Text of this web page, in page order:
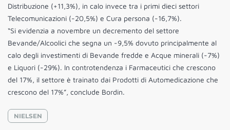
Distribuzione (+11,3%), in calo invece tra i primi dieci settori
Telecomunicazioni (-20,5%) e Cura persona (-16,7%).
“Si evidenzia a novembre un decremento del settore
Bevande/Alcoolici che segna un -9,5% dovuto principalmente al
calo degli investimenti di Bevande fredde e Acque minerali (-7%)
e Liquori (-29%). In controtendenza i Farmaceutici che crescono
del 17%, il settore è trainato dai Prodotti di Automedicazione che
crescono del 17%”, conclude Bordin.
NIELSEN